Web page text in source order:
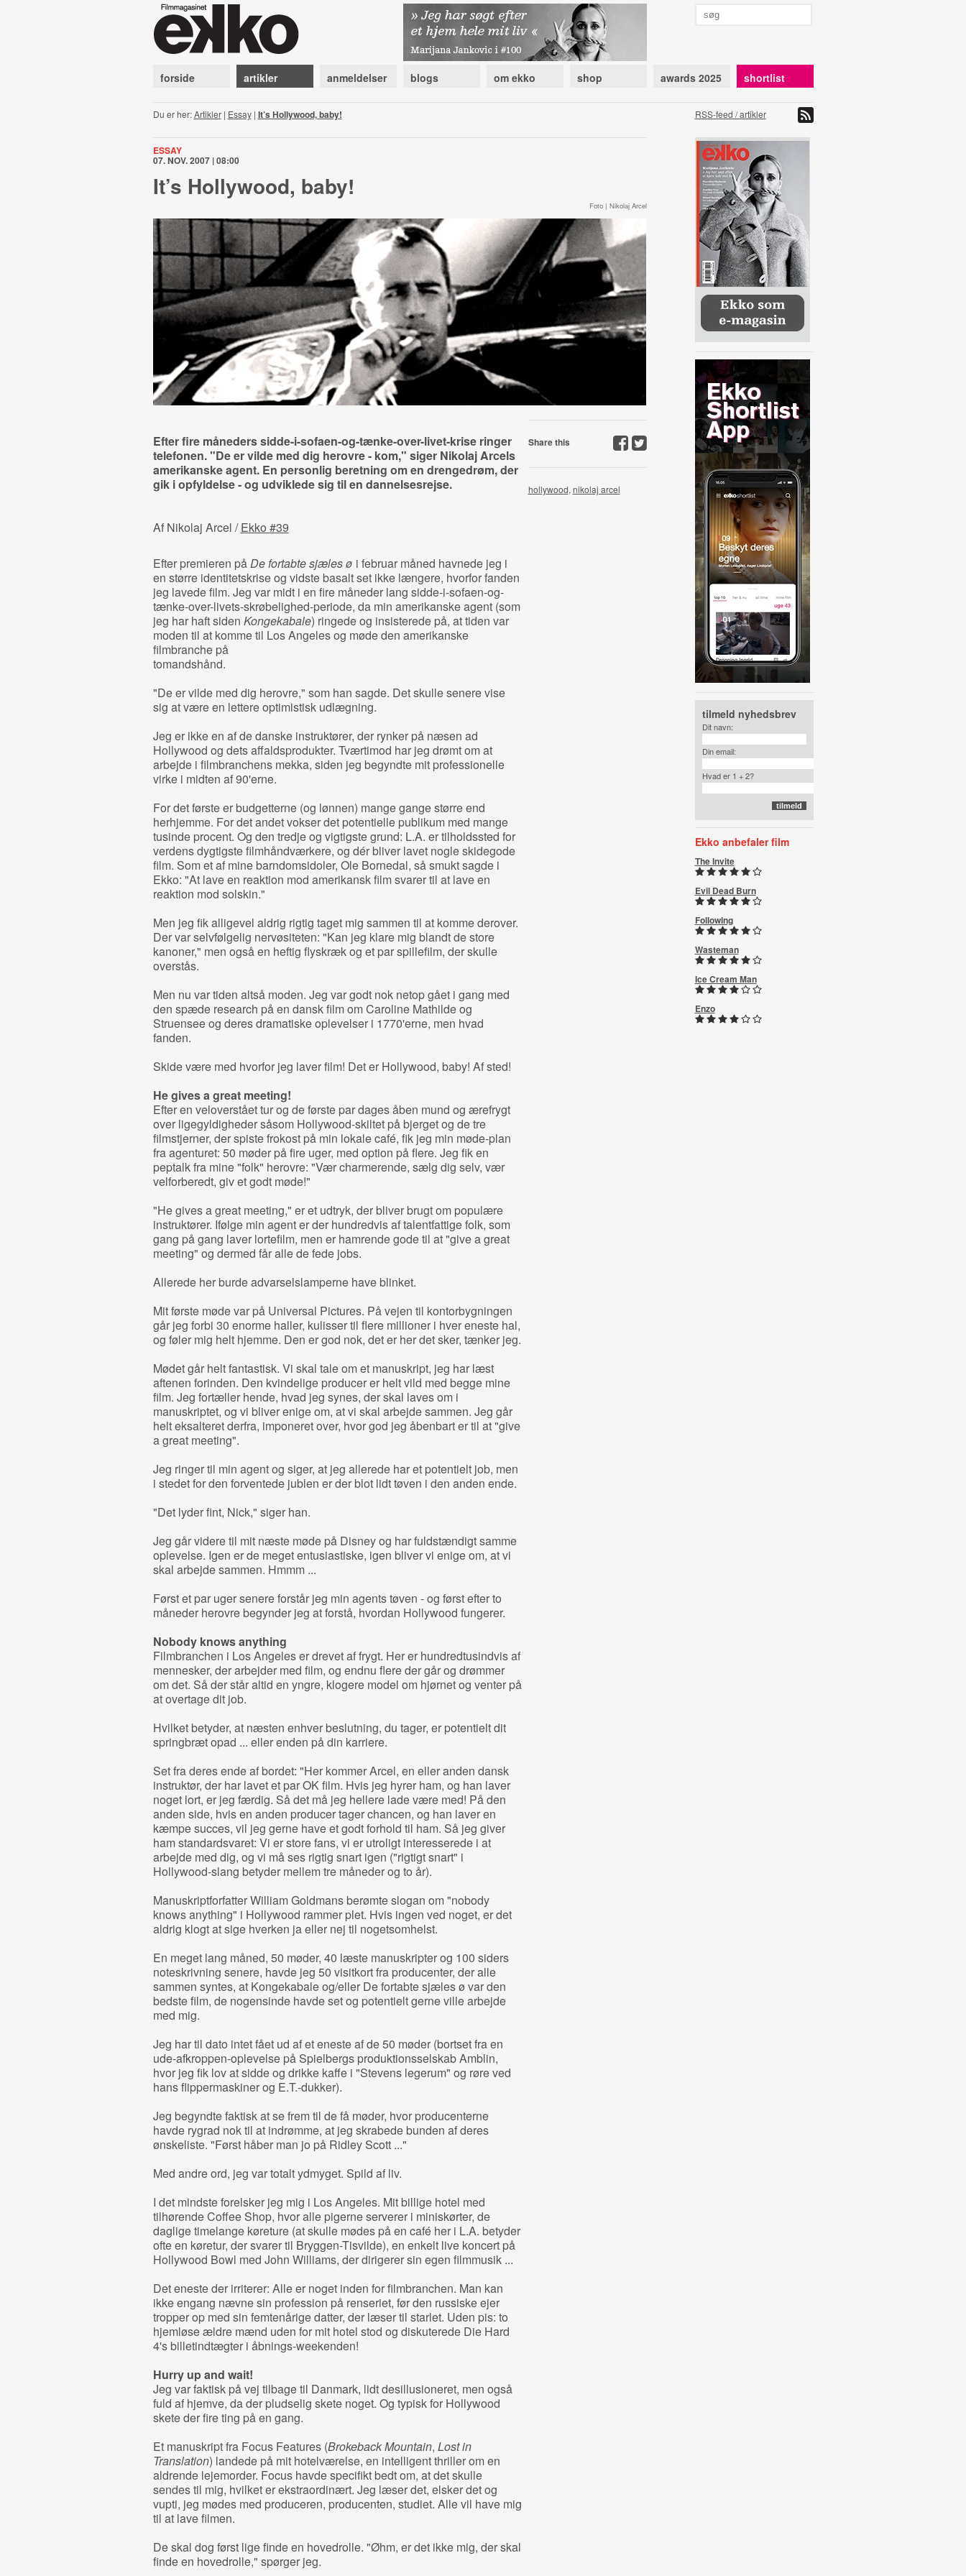
forside artikler anmeldelser blogs om ekko shop awards 2025 shortlist
Du er her:Artikler| Essay| It’s Hollywood, baby! RSS-feed / artikler
ESSAY
07. NOV. 2007 | 08:00
It’s Hollywood, baby!
Foto | Nikolaj Arcel
Efter fire måneders sidde-i-sofaen-og-tænke-over-livet-krise ringer
telefonen. "De er vilde med dig herovre - kom," siger Nikolaj Arcels
amerikanske agent. En personlig beretning om en drengedrøm, der
gik i opfyldelse - og udviklede sig til en dannelsesrejse.
Af Nikolaj Arcel /Ekko #39
Efter premieren påDe fortabte sjæles ø i februar måned havnede jeg i
en større identitetskrise og vidste basalt set ikke længere, hvorfor fanden
jeg lavede film. Jeg var midt i en fire måneder lang sidde-i-sofaen-og-
tænke-over-livets-skrøbelighed-periode, da min amerikanske agent (som
jeg har haft siden Kongekabale) ringede og insisterede på, at tiden var
moden til at komme til Los Angeles og møde den amerikanske
filmbranche på
tomandshånd.
"De er vilde med dig herovre," som han sagde. Det skulle senere vise
sig at være en lettere optimistisk udlægning.
Jeg er ikke en af de danske instruktører, der rynker på næsen ad
Hollywood og dets affaldsprodukter. Tværtimod har jeg drømt om at
arbejde i filmbranchens mekka, siden jeg begyndte mit professionelle
virke i midten af 90'erne.
For det første er budgetterne (og lønnen) mange gange større end
herhjemme. For det andet vokser det potentielle publikum med mange
tusinde procent. Og den tredje og vigtigste grund: L.A. er tilholdssted for
verdens dygtigste filmhåndværkere, og dér bliver lavet nogle skidegode
film. Som et af mine barndomsidoler, Ole Bornedal, så smukt sagde i
Ekko: "At lave en reaktion mod amerikansk film svarer til at lave en
reaktion mod solskin."
Men jeg fik alligevel aldrig rigtig taget mig sammen til at komme derover.
Der var selvfølgelig nervøsiteten: "Kan jeg klare mig blandt de store
kanoner," men også en heftig flyskræk og et par spillefilm, der skulle
overstås.
Men nu var tiden altså moden. Jeg var godt nok netop gået i gang med
den spæde research på en dansk film om Caroline Mathilde og
Struensee og deres dramatiske oplevelser i 1770'erne, men hvad
fanden.
Skide være med hvorfor jeg laver film! Det er Hollywood, baby! Af sted!
He gives a great meeting!
Efter en veloverstået tur og de første par dages åben mund og ærefrygt
over ligegyldigheder såsom Hollywood-skiltet på bjerget og de tre
filmstjerner, der spiste frokost på min lokale café, fik jeg min møde-plan
fra agenturet: 50 møder på fire uger, med option på flere. Jeg fik en
peptalk fra mine "folk" herovre: "Vær charmerende, sælg dig selv, vær
velforberedt, giv et godt møde!"
"He gives a great meeting," er et udtryk, der bliver brugt om populære
instruktører. Ifølge min agent er der hundredvis af talentfattige folk, som
gang på gang laver lortefilm, men er hamrende gode til at "give a great
meeting" og dermed får alle de fede jobs.
Allerede her burde advarselslamperne have blinket.
Mit første møde var på Universal Pictures. På vejen til kontorbygningen
går jeg forbi 30 enorme haller, kulisser til flere millioner i hver eneste hal,
og føler mig helt hjemme. Den er god nok, det er her det sker, tænker jeg.
Mødet går helt fantastisk. Vi skal tale om et manuskript, jeg har læst
aftenen forinden. Den kvindelige producer er helt vild med begge mine
film. Jeg fortæller hende, hvad jeg synes, der skal laves om i
manuskriptet, og vi bliver enige om, at vi skal arbejde sammen. Jeg går
helt eksalteret derfra, imponeret over, hvor god jeg åbenbart er til at "give
a great meeting".
Jeg ringer til min agent og siger, at jeg allerede har et potentielt job, men
i stedet for den forventede jublen er der blot lidt tøven i den anden ende.
"Det lyder fint, Nick," siger han.
Jeg går videre til mit næste møde på Disney og har fuldstændigt samme
oplevelse. Igen er de meget entusiastiske, igen bliver vi enige om, at vi
skal arbejde sammen. Hmmm ...
Først et par uger senere forstår jeg min agents tøven - og først efter to
måneder herovre begynder jeg at forstå, hvordan Hollywood fungerer.
Nobody knows anything
Filmbranchen i Los Angeles er drevet af frygt. Her er hundredtusindvis af
mennesker, der arbejder med film, og endnu flere der går og drømmer
om det. Så der står altid en yngre, klogere model om hjørnet og venter på
at overtage dit job.
Hvilket betyder, at næsten enhver beslutning, du tager, er potentielt dit
springbræt opad ... eller enden på din karriere.
Set fra deres ende af bordet: "Her kommer Arcel, en eller anden dansk
instruktør, der har lavet et par OK film. Hvis jeg hyrer ham, og han laver
noget lort, er jeg færdig. Så det må jeg hellere lade være med! På den
anden side, hvis en anden producer tager chancen, og han laver en
kæmpe succes, vil jeg gerne have et godt forhold til ham. Så jeg giver
ham standardsvaret: Vi er store fans, vi er utroligt interesserede i at
arbejde med dig, og vi må ses rigtig snart igen ("rigtigt snart" i
Hollywood-slang betyder mellem tre måneder og to år).
Manuskriptforfatter William Goldmans berømte slogan om "nobody
knows anything" i Hollywood rammer plet. Hvis ingen ved noget, er det
aldrig klogt at sige hverken ja eller nej til nogetsomhelst.
En meget lang måned, 50 møder, 40 læste manuskripter og 100 siders
noteskrivning senere, havde jeg 50 visitkort fra producenter, der alle
sammen syntes, at Kongekabale og/eller De fortabte sjæles ø var den
bedste film, de nogensinde havde set og potentielt gerne ville arbejde
med mig.
Jeg har til dato intet fået ud af et eneste af de 50 møder (bortset fra en
ude-afkroppen-oplevelse på Spielbergs produktionsselskab Amblin,
hvor jeg fik lov at sidde og drikke kaffe i "Stevens legerum" og røre ved
hans flippermaskiner og E.T.-dukker).
Jeg begyndte faktisk at se frem til de få møder, hvor producenterne
havde rygrad nok til at indrømme, at jeg skrabede bunden af deres
ønskeliste. "Først håber man jo på Ridley Scott ..."
Med andre ord, jeg var totalt ydmyget. Spild af liv.
I det mindste forelsker jeg mig i Los Angeles. Mit billige hotel med
tilhørende Coffee Shop, hvor alle pigerne serverer i miniskørter, de
daglige timelange køreture (at skulle mødes på en café her i L.A. betyder
ofte en køretur, der svarer til Bryggen-Tisvilde), en enkelt live koncert på
Hollywood Bowl med John Williams, der dirigerer sin egen filmmusik ...
Det eneste der irriterer: Alle er noget inden for filmbranchen. Man kan
ikke engang nævne sin profession på renseriet, før den russiske ejer
tropper op med sin femtenårige datter, der læser til starlet. Uden pis: to
hjemløse ældre mænd uden for mit hotel stod og diskuterede Die Hard
4's billetindtægter i åbnings-weekenden!
Hurry up and wait!
Jeg var faktisk på vej tilbage til Danmark, lidt desillusioneret, men også
fuld af hjemve, da der pludselig skete noget. Og typisk for Hollywood
skete der fire ting på en gang.
Et manuskript fra Focus Features (Brokeback Mountain, Lost in
Translation) landede på mit hotelværelse, en intelligent thriller om en
aldrende lejemorder. Focus havde specifikt bedt om, at det skulle
sendes til mig, hvilket er ekstraordinært. Jeg læser det, elsker det og
vupti, jeg mødes med produceren, producenten, studiet. Alle vil have mig
til at lave filmen.
De skal dog først lige finde en hovedrolle. "Øhm, er det ikke mig, der skal
finde en hovedrolle," spørger jeg.
Share this
hollywood, nikolaj arcel
tilmeld nyhedsbrev
Dit navn:
Din email:
Hvad er 1 + 2?
Ekko anbefaler film
The Invite
Evil Dead Burn
Following
Wasteman
Ice Cream Man
Enzo